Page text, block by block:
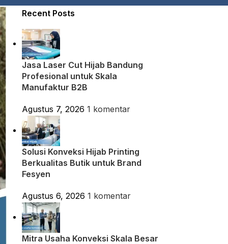
Recent Posts
Jasa Laser Cut Hijab Bandung
Profesional untuk Skala
Manufaktur B2B
Agustus 7, 2026 1 komentar
Solusi Konveksi Hijab Printing
Berkualitas Butik untuk Brand
Fesyen
Agustus 6, 2026 1 komentar
Mitra Usaha Konveksi Skala Besar